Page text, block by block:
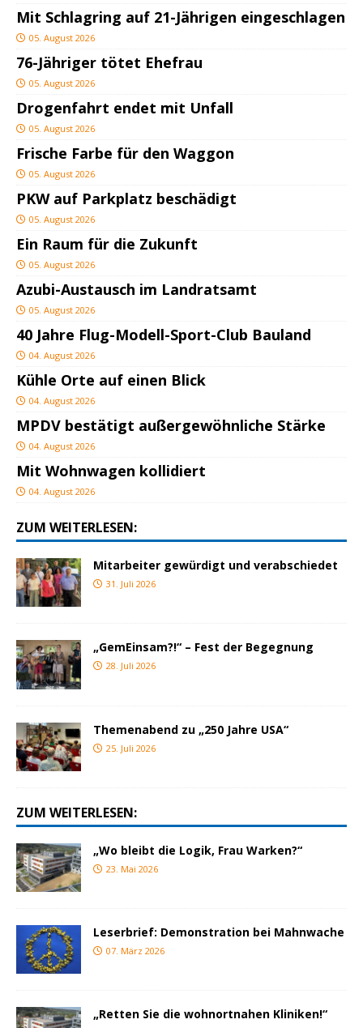
Mit Schlagring auf 21-Jährigen eingeschlagen
05. August 2026
76-Jähriger tötet Ehefrau
05. August 2026
Drogenfahrt endet mit Unfall
05. August 2026
Frische Farbe für den Waggon
05. August 2026
PKW auf Parkplatz beschädigt
05. August 2026
Ein Raum für die Zukunft
05. August 2026
Azubi-Austausch im Landratsamt
05. August 2026
40 Jahre Flug-Modell-Sport-Club Bauland
04. August 2026
Kühle Orte auf einen Blick
04. August 2026
MPDV bestätigt außergewöhnliche Stärke
04. August 2026
Mit Wohnwagen kollidiert
04. August 2026
ZUM WEITERLESEN:
Mitarbeiter gewürdigt und verabschiedet
31. Juli 2026
„GemEinsam?!“ – Fest der Begegnung
28. Juli 2026
Themenabend zu „250 Jahre USA“
25. Juli 2026
ZUM WEITERLESEN:
„Wo bleibt die Logik, Frau Warken?“
23. Mai 2026
Leserbrief: Demonstration bei Mahnwache
07. März 2026
„Retten Sie die wohnortnahen Kliniken!“